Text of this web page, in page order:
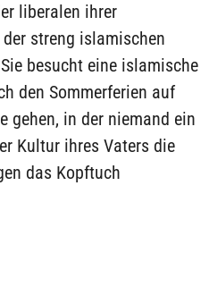
liberalen ihrer
streng islamischen
besucht eine islamische
den Sommerferien auf
gehen, in der niemand ein
Kultur ihres Vaters die
das Kopftuch